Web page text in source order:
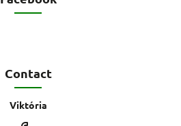
Contact
Viktória